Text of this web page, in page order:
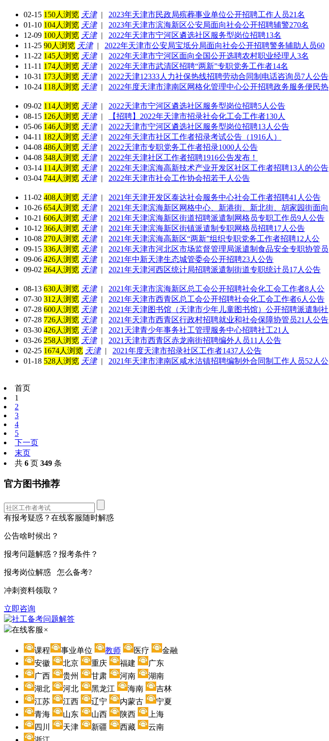
02-15 150人浏览 天津|
2023年天津市民政局殡葬事业单位公开招聘工作人员21名
01-10 104人浏览 天津|
2023年天津市滨海新区公安局面向社会公开招聘辅警270名
12-09 100人浏览 天津|
2022年天津市宁河区遴选社区服务型岗位招聘13名
11-25 90人浏览 天津|
2022年天津市公安局宝坻分局面向社会公开招聘警务辅助人员60
11-22 145人浏览 天津|
2022年天津市宁河区面向全国公开选聘农村职业经理人3名
11-11 174人浏览 天津|
2022年天津市武清区招聘“两新”专职党务工作者14名
10-31 173人浏览 天津|
2022天津12333人力社保热线招聘劳动合同制电话咨询员7人公告
10-24 118人浏览 天津| 2022年度天津市津南区网格化管理中心公开招聘政务服务便民热
09-02 114人浏览 天津|
2022天津市宁河区遴选社区服务型岗位招聘5人公告
08-15 126人浏览 天津|
【招聘】2022年天津市招录社会化工会工作者130人
05-06 146人浏览 天津|
2022天津市宁河区遴选社区服务型岗位招聘13人公告
04-11 182人浏览 天津|
2022年天津市社区工作者招录考试公告（1916人）
04-08 486人浏览 天津|
2022天津市专职党务工作者招录1000人公告
04-08 348人浏览 天津|
2022年天津社区工作者招聘1916公告发布！
03-14 114人浏览 天津|
2022年天津滨海高新技术产业开发区社区工作者招聘13人的公告
03-04 744人浏览 天津| 2022年天津市社会工作协会招若干人公告
11-02 408人浏览 天津|
2021年天津开发区泰达社会服务中心社会工作者招聘41人公告
10-26 654人浏览 天津|
2021年天津滨海新区网格中心、新港街、新北街、胡家园街面向
10-21 606人浏览 天津|
2021年天津滨海新区街道招聘派遣制网格员专职工作员9人公告
10-12 366人浏览 天津|
2021年天津滨海新区街镇派遣制专职网格员招聘17人公告
10-08 270人浏览 天津|
2021年天津滨海高新区“两新”组织专职党务工作者招聘12人公
09-15 336人浏览 天津|
2021年天津市河北区市场监督管理局派遣制食品安全专职协管员
09-06 426人浏览 天津|
2021年中新天津生态城管委会公开招聘23人公告
09-02 264人浏览 天津| 2021年天津河西区统计局招聘派遣制街道专职统计员17人公告
08-13 630人浏览 天津|
2021年天津市滨海新区总工会公开招聘社会化工会工作者8人公
07-30 312人浏览 天津|
2021年天津市西青区总工会公开招聘社会化工会工作者6人公告
07-28 600人浏览 天津|
2021年天津图书馆（天津市少年儿童图书馆）公开招聘派遣制社
07-28 726人浏览 天津|
2021年天津市西青区行政村招聘就业和社会保障协管员21人公告
03-30 426人浏览 天津|
2021天津青少年事务社工管理服务中心招聘社工21人
03-26 258人浏览 天津|
2021天津市西青区赤龙南街招聘编外人员11人公告
02-25 1674人浏览 天津|
2021年度天津市招录社区工作者1437人公告
01-18 528人浏览 天津| 2021年天津市津南区咸水沽镇招聘编制外合同制工作人员52人公
首页
1
2
3
4
5
下一页
末页
共 6 页 349 条
官方图书推荐
有报考疑惑？在线客服随时解惑
公告啥时候出？
报考问题解惑？报考条件？
报考岗位解惑 怎么备考?
冲刺资料领取？
立即咨询
在线客服 ×
课程 事业单位 教师 医疗
金融
安徽
北京 重庆 福建
广东
广西
贵州 甘肃 河南
湖南
湖北
河北 黑龙江 海南
吉林
江苏
江西 辽宁 内蒙古
宁夏
青海
山东 山西 陕西
上海
四川
天津 新疆 西藏
云南